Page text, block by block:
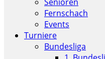
Fernschach
Events
Turniere
Bundesliga